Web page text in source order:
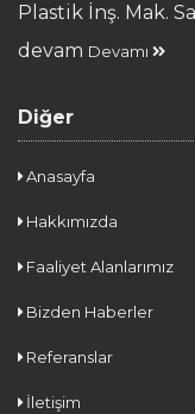
Plastik İnş. Mak.
devam Devamı
Diğer
Anasayfa
Hakkımızda
Faaliyet Alanlarımız
Bizden Haberler
Referanslar
İletişim